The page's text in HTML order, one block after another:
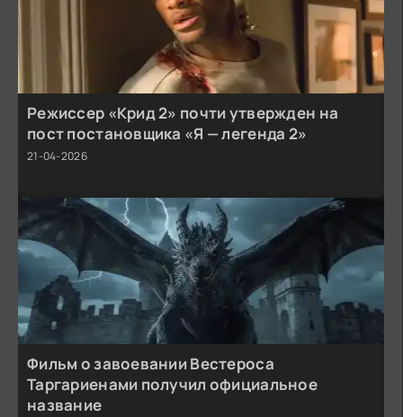
Режиссер «Крид 2» почти утвержден на
пост постановщика «Я — легенда 2»
21-04-2026
Фильм о завоевании Вестероса
Таргариенами получил официальное
название